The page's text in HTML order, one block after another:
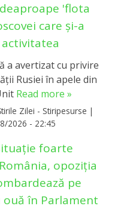
'flota
care și-a
a avertizat cu privire
Rusiei în apele din
Read more »
Zilei - Stiripesurse |
2026 - 22:45
foarte
opoziția
pe
în Parlament